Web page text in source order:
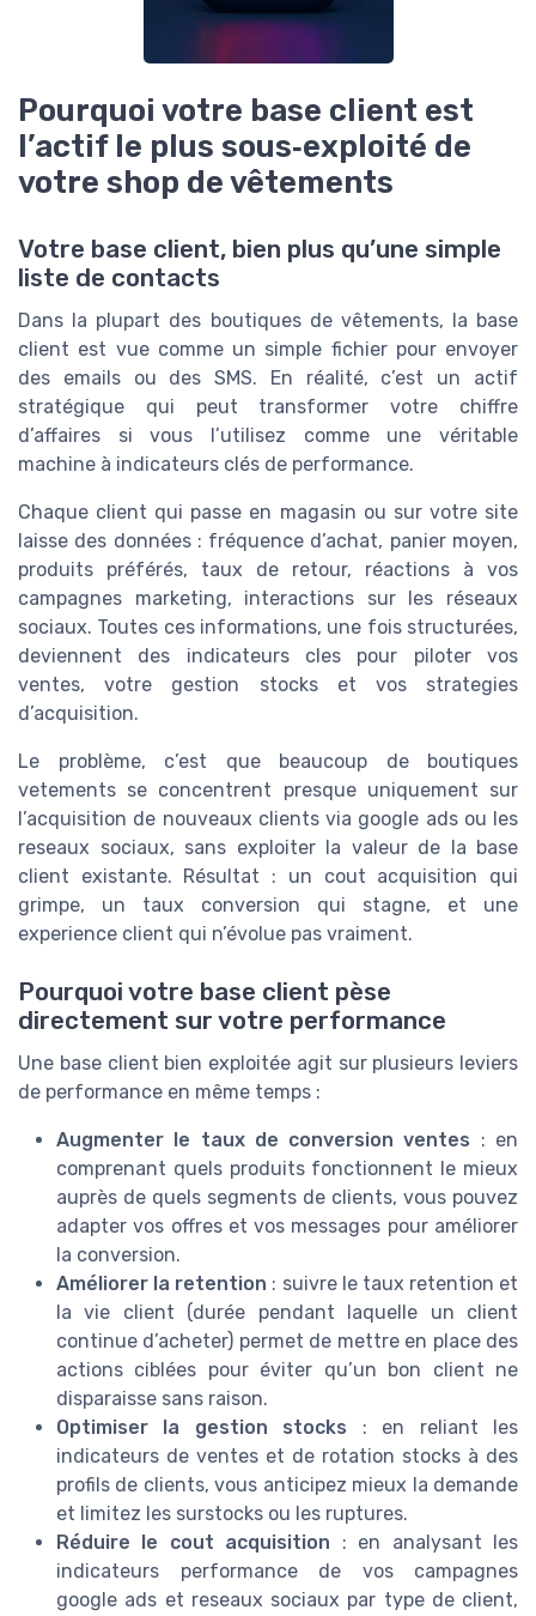
Pourquoi votre base client est
l’actif le plus sous‑exploité de
votre shop de vêtements
Votre base client, bien plus qu’une simple
liste de contacts
Dans la plupart des boutiques de vêtements, la base
client est vue comme un simple fichier pour envoyer
des emails ou des SMS. En réalité, c’est un actif
stratégique qui peut transformer votre chiffre
d’affaires si vous l’utilisez comme une véritable
machine à indicateurs clés de performance.
Chaque client qui passe en magasin ou sur votre site
laisse des données : fréquence d’achat, panier moyen,
produits préférés, taux de retour, réactions à vos
campagnes marketing, interactions sur les réseaux
sociaux. Toutes ces informations, une fois structurées,
deviennent des indicateurs cles pour piloter vos
ventes, votre gestion stocks et vos strategies
d’acquisition.
Le problème, c’est que beaucoup de boutiques
vetements se concentrent presque uniquement sur
l’acquisition de nouveaux clients via google ads ou les
reseaux sociaux, sans exploiter la valeur de la base
client existante. Résultat : un cout acquisition qui
grimpe, un taux conversion qui stagne, et une
experience client qui n’évolue pas vraiment.
Pourquoi votre base client pèse
directement sur votre performance
Une base client bien exploitée agit sur plusieurs leviers
de performance en même temps :
Augmenter le taux de conversion ventes : en
comprenant quels produits fonctionnent le mieux
auprès de quels segments de clients, vous pouvez
adapter vos offres et vos messages pour améliorer
la conversion.
Améliorer la retention : suivre le taux retention et
la vie client (durée pendant laquelle un client
continue d’acheter) permet de mettre en place des
actions ciblées pour éviter qu’un bon client ne
disparaisse sans raison.
Optimiser la gestion stocks : en reliant les
indicateurs de ventes et de rotation stocks à des
profils de clients, vous anticipez mieux la demande
et limitez les surstocks ou les ruptures.
Réduire le cout acquisition : en analysant les
indicateurs performance de vos campagnes
google ads et reseaux sociaux par type de client,